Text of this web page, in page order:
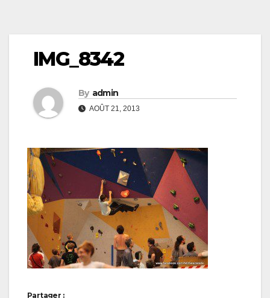
IMG_8342
By admin
AOÛT 21, 2013
Partager :